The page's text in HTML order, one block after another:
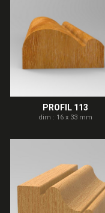
PROFIL 113
dim : 16 x 33 mm